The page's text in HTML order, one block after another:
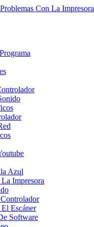
Problemas Con La Impresora
Azul
Impresora
Escáner
Software